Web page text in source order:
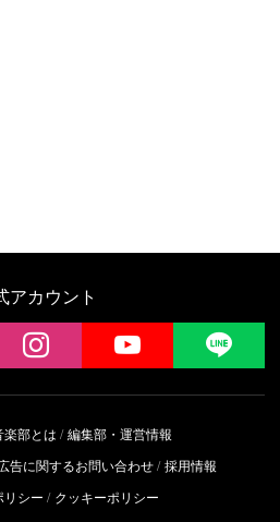
アカウント
instagram YouTube
楽部とは
編集部・運営情報
告に関するお問い合わせ 採用情報
リシー
クッキーポリシー